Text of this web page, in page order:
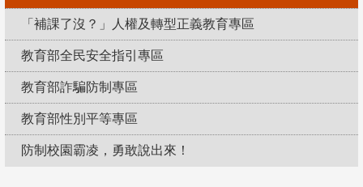
「補課了沒？」人權及轉型正義教育專區
教育部全民安全指引專區
教育部詐騙防制專區
教育部性別平等專區
防制校園霸凌，勇敢說出來！